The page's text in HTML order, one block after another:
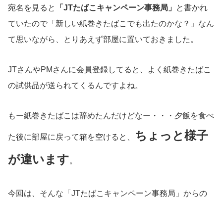
宛名を見ると 「 JTたばこキャンペーン事務局 」
と書かれ
ていたので「新しい紙巻きたばこでも出たのかな？」なん
て思いながら、とりあえず部屋に置いておきました。
JTさんやPMさんに会員登録してると、よく紙巻きたばこ
の試供品が送られてくるんですよね。
もー紙巻きたばこは辞めたんだけどなー・・・夕飯を食べ
た後に部屋に戻って箱を空けると、
ちょっと様子
が違います。
今回は、そんな「JTたばこキャンペーン事務局」からの